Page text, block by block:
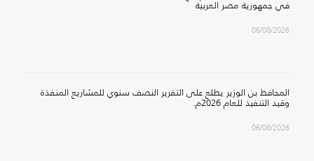
في جمهورية مصر العربية
06/08/2026
المحافظ بن الوزير يطلع على التقرير النصف سنوي للمشاريع المنفذة
وقيد التنفيذ للعام 2026م.
06/08/2026